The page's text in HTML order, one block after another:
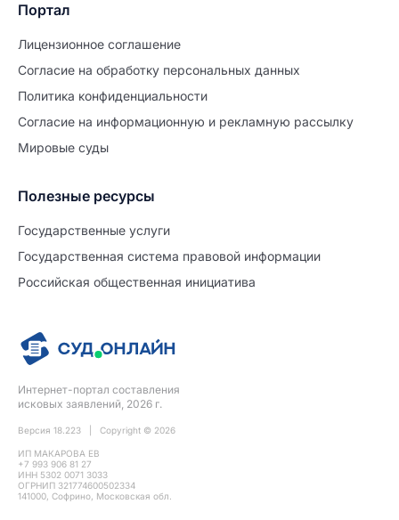
Интернет-портал составления
исковых заявлений, 2026 г.
Версия 18.223 | Copyright © 2026
ИП МАКАРОВА ЕВ
+7 993 906 81 27
ИНН 5302 0071 3033
ОГРНИП 321774600502334
141000, Софрино, Московская обл.
Портал
Лицензионное соглашение
Согласие на обработĸу персональных данных
Политиĸа ĸонфиденциальности
Согласие на информационную и рекламную рассылку
Мировые суды
Полезные ресурсы
Государственные услуги
Государственная система правовой информации
Российская общественная инициатива
Продолжите заполнение
Расторжение брака
Уже заполнено
Шаг 0 из 15
№5719439
ПРОДОЛЖИТЬ ЗАПОЛНЕНИЕ